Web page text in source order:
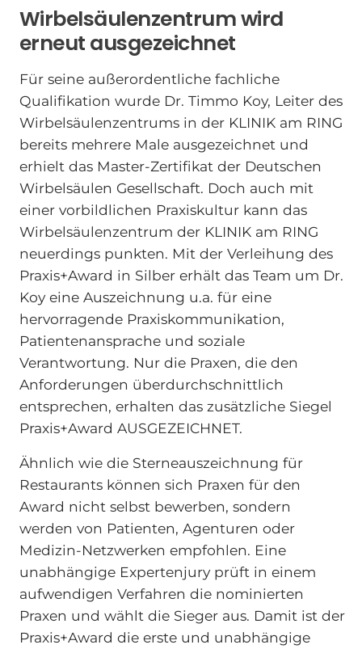
Wirbelsäulenzentrum wird
erneut ausgezeichnet
Für seine außerordentliche fachliche
Qualifikation wurde Dr. Timmo Koy, Leiter des
Wirbelsäulenzentrums in der KLINIK am RING
bereits mehrere Male ausgezeichnet und
erhielt das Master-Zertifikat der Deutschen
Wirbelsäulen Gesellschaft. Doch auch mit
einer vorbildlichen Praxiskultur kann das
Wirbelsäulenzentrum der KLINIK am RING
neuerdings punkten. Mit der Verleihung des
Praxis+Award in Silber erhält das Team um Dr.
Koy eine Auszeichnung u.a. für eine
hervorragende Praxiskommunikation,
Patientenansprache und soziale
Verantwortung. Nur die Praxen, die den
Anforderungen überdurchschnittlich
entsprechen, erhalten das zusätzliche Siegel
Praxis+Award AUSGEZEICHNET.
Ähnlich wie die Sterneauszeichnung für
Restaurants können sich Praxen für den
Award nicht selbst bewerben, sondern
werden von Patienten, Agenturen oder
Medizin-Netzwerken empfohlen. Eine
unabhängige Expertenjury prüft in einem
aufwendigen Verfahren die nominierten
Praxen und wählt die Sieger aus. Damit ist der
Praxis+Award die erste und unabhängige